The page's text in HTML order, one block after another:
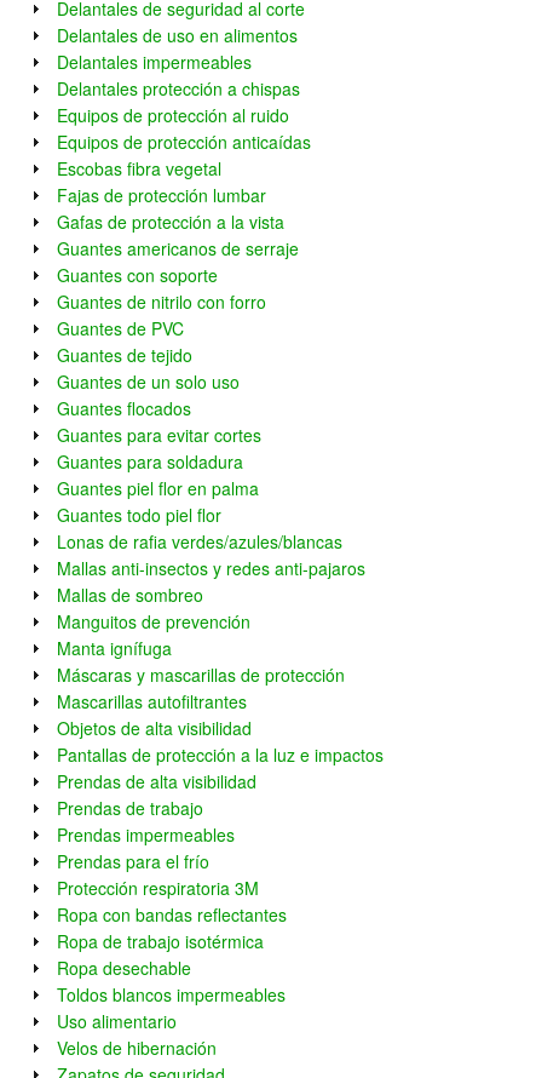
Delantales de seguridad al corte
Delantales de uso en alimentos
Delantales impermeables
Delantales protección a chispas
Equipos de protección al ruido
Equipos de protección anticaídas
Escobas fibra vegetal
Fajas de protección lumbar
Gafas de protección a la vista
Guantes americanos de serraje
Guantes con soporte
Guantes de nitrilo con forro
Guantes de PVC
Guantes de tejido
Guantes de un solo uso
Guantes flocados
Guantes para evitar cortes
Guantes para soldadura
Guantes piel flor en palma
Guantes todo piel flor
Lonas de rafia verdes/azules/blancas
Mallas anti-insectos y redes anti-pajaros
Mallas de sombreo
Manguitos de prevención
Manta ignífuga
Máscaras y mascarillas de protección
Mascarillas autofiltrantes
Objetos de alta visibilidad
Pantallas de protección a la luz e impactos
Prendas de alta visibilidad
Prendas de trabajo
Prendas impermeables
Prendas para el frío
Protección respiratoria 3M
Ropa con bandas reflectantes
Ropa de trabajo isotérmica
Ropa desechable
Toldos blancos impermeables
Uso alimentario
Velos de hibernación